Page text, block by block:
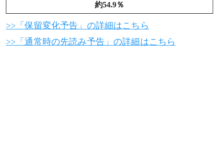
約54.9％
>>「保留変化予告」の詳細はこちら
>>「通常時の先読み予告」の詳細はこちら